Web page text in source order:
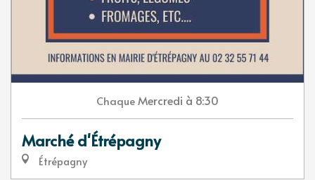
ChaqueMercredi à 8:30
Marché d'Étrépagny
Étrépagny